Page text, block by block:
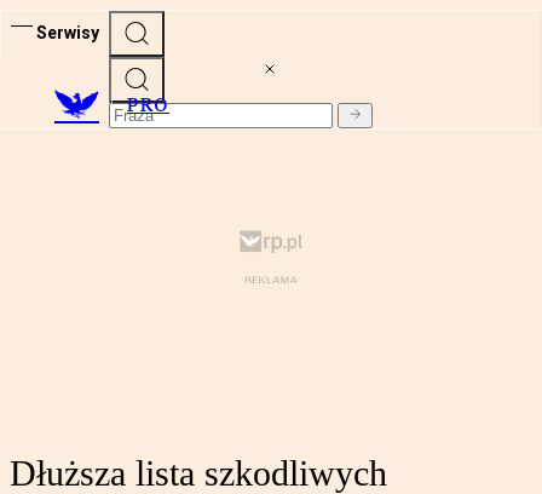
Serwisy
PRO
Dłuższa lista szkodliwych